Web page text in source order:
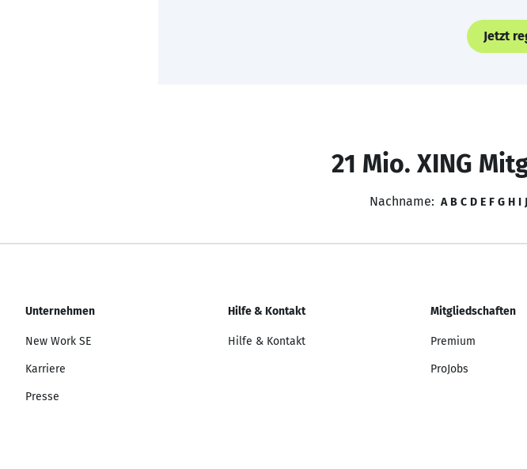
Jetzt
21 Mio. XING
Nachname: A B C D E F G H I J
Unternehmen
New Work SE
Karriere
Presse
Hilfe & Kontakt
Hilfe & Kontakt
Mitgliedschaften
Premium
ProJobs